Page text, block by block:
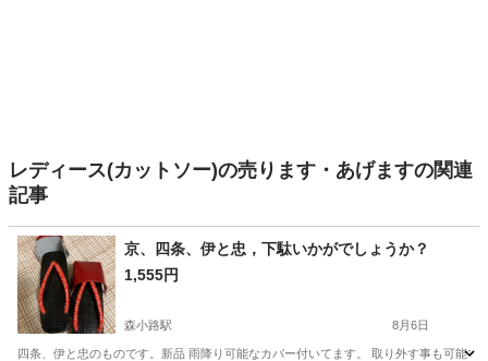
レディース(カットソー)の売ります・あげますの関連
記事
京、四条、伊と忠，下駄いかがでしょうか？
1,555円
森小路駅 8月6日
四条、伊と忠のものです。新品 雨降り可能なカバー付いてます。 取り外す事も可能